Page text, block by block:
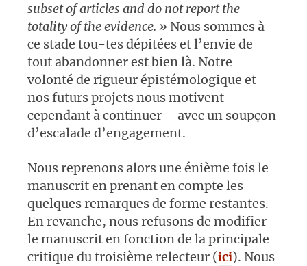
subset of articles and do not report the
totality of the evidence. » Nous sommes à
ce stade tou-tes dépitées et l’envie de
tout abandonner est bien là. Notre
volonté de rigueur épistémologique et
nos futurs projets nous motivent
cependant à continuer – avec un soupçon
d’escalade d’engagement.
Nous reprenons alors une énième fois le
manuscrit en prenant en compte les
quelques remarques de forme restantes.
En revanche, nous refusons de modifier
le manuscrit en fonction de la principale
critique du troisième relecteur (ici). Nous